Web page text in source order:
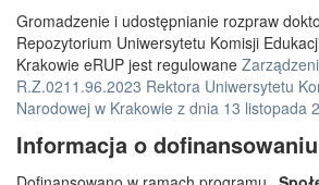
Gromadzenie i udostępnianie rozpraw
Repozytorium Uniwersytetu Komisji
Krakowie eRUP jest regulowane
R.Z.0211.96.2023 Rektora Uniwersytetu
Narodowej w Krakowie z dnia 13 listopada
Informacja o